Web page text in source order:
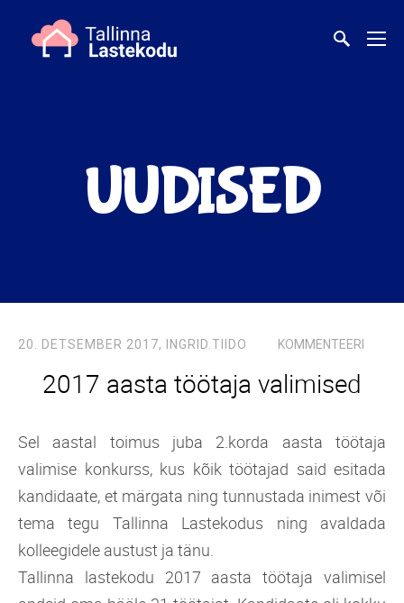
UUDISED
20. DETSEMBER 2017, INGRID.TIIDO KOMMENTEERI
2017 aasta töötaja valimised
Sel aastal toimus juba 2.korda aasta töötaja
valimise konkurss, kus kõik töötajad said esitada
kandidaate, et märgata ning tunnustada inimest või
tema tegu Tallinna Lastekodus ning avaldada
kolleegidele austust ja tänu.
Tallinna lastekodu 2017 aasta töötaja valimisel